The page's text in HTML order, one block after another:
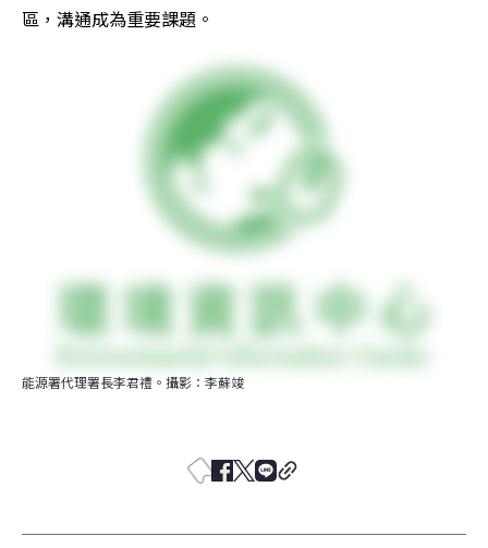
區，溝通成為重要課題。
能源署代理署長李君禮。攝影：李蘇竣